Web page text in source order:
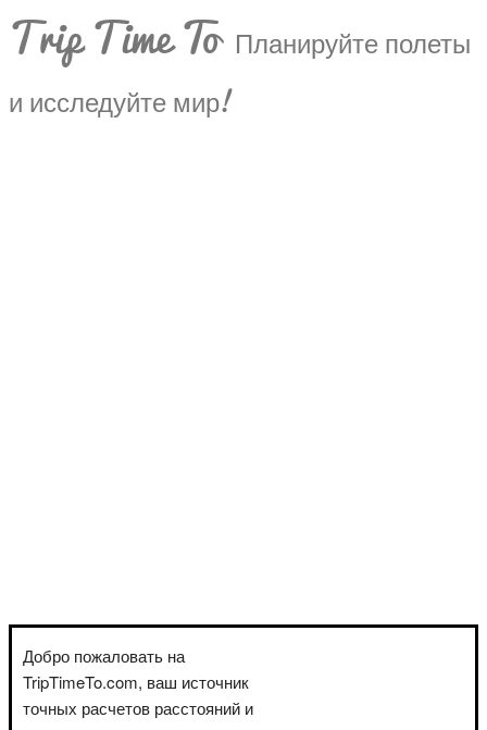
Trip Time To Планируйте полеты
и исследуйте мир!
Добро пожаловать на
TripTimeTo.com, ваш источник
точных расчетов расстояний и